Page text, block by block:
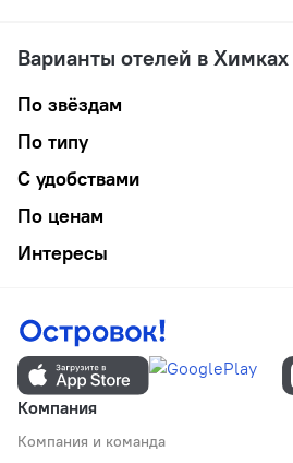
Варианты отелей в Химках
По звёздам
По типу
С удобствами
По ценам
Интересы
Компания
Компания и команда